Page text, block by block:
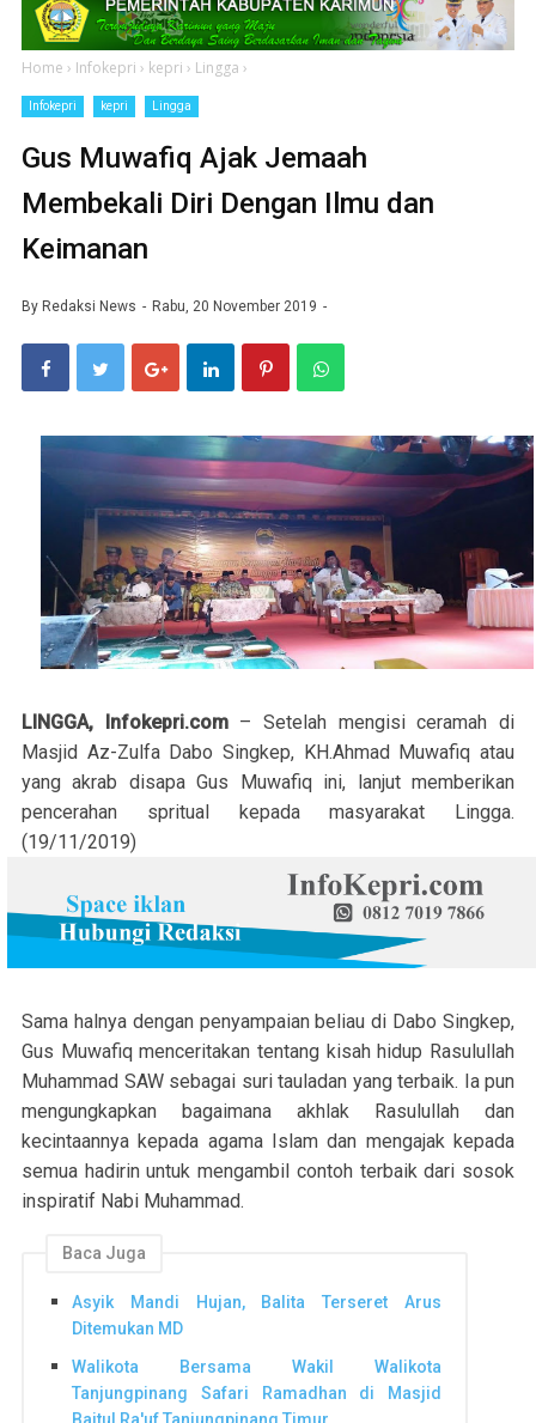
Home › Infokepri › kepri › Lingga ›
Infokepri kepri Lingga
Gus Muwafiq Ajak Jemaah
Membekali Diri Dengan Ilmu dan
Keimanan
By Redaksi News Rabu, 20 November 2019
LINGGA, Infokepri.com – Setelah mengisi ceramah di
Masjid Az-Zulfa Dabo Singkep, KH.Ahmad Muwafiq atau
yang akrab disapa Gus Muwafiq ini, lanjut memberikan
pencerahan spritual kepada masyarakat Lingga.
(19/11/2019)
Sama halnya dengan penyampaian beliau di Dabo Singkep,
Gus Muwafiq menceritakan tentang kisah hidup Rasulullah
Muhammad SAW sebagai suri tauladan yang terbaik. Ia pun
mengungkapkan bagaimana akhlak Rasulullah dan
kecintaannya kepada agama Islam dan mengajak kepada
semua hadirin untuk mengambil contoh terbaik dari sosok
inspiratif Nabi Muhammad.
Baca Juga
Asyik Mandi Hujan, Balita Terseret Arus
Ditemukan MD
Walikota Bersama Wakil Walikota
Tanjungpinang Safari Ramadhan di Masjid